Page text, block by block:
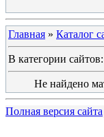
Главная » Каталог
В категории сайтов:
Не найдено
Полная версия сайта